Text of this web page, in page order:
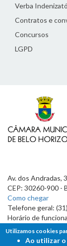
Verba
Contratos e
Concursos
LGPD
Av. dos Andradas,
CEP: 30260-900 -
Como chegar
Telefone geral:
Horário de
7h às 19h
Utilizamos cookies
Ao utilizar o